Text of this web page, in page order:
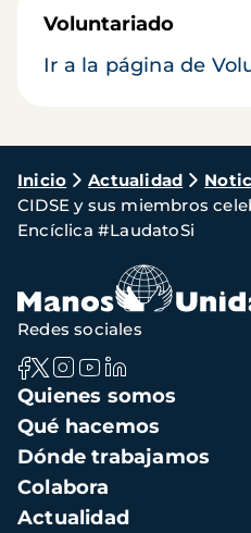
Voluntariado
Ir a la página de
Ruta
de
navegación
Inicio Actualidad
CIDSE y sus miembros
Encíclica #LaudatoSi
Navegación
principal
Quienes somos
Qué hacemos
Dónde trabajamos
Colabora
Actualidad
Redes sociales